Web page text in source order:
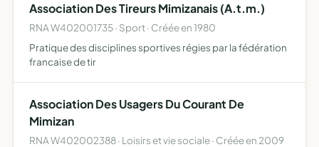
Association Des Tireurs Mimizanais (A.t.m.)
RNA W402001735 · Sport · Créée en 1980
Pratique des disciplines sportives régies par la fédération
francaise de tir
Association Des Usagers Du Courant De
Mimizan
RNA W402002388 · Loisirs et vie sociale · Créée en 2009